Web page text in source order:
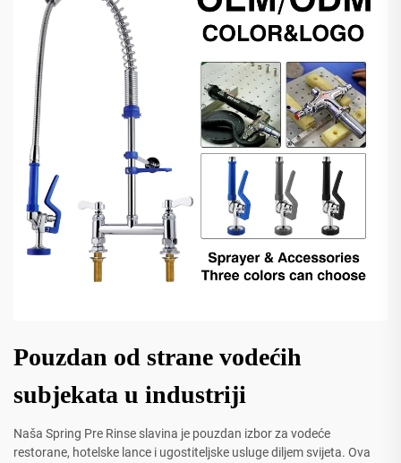
Pouzdan od strane vodećih
subjekata u industriji
Naša Spring Pre Rinse slavina je pouzdan izbor za vodeće
restorane, hotelske lance i ugostiteljske usluge diljem svijeta. Ova